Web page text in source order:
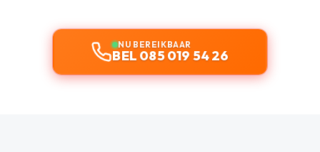
NU BEREIKBAAR
BEL 085 019 54 26